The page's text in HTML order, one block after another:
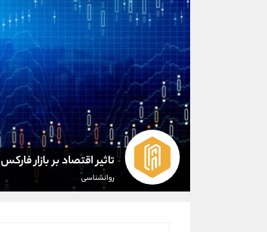
تاثیر اقتصاد بر بازار فارکس
روانشناسی